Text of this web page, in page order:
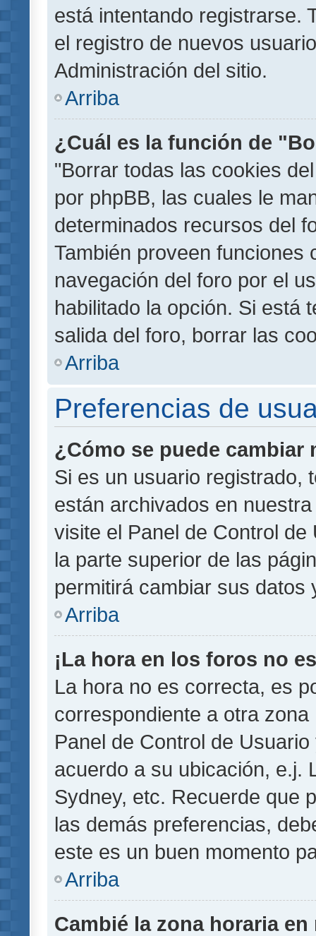
está intentando registrarse.
el registro de nuevos
Administración del sitio.
Arriba
¿Cuál es la función de
"Borrar todas las cookies
por phpBB, las cuales le
determinados recursos del
También proveen funciones
navegación del foro por el
habilitado la opción. Si está
salida del foro, borrar las
Arriba
Preferencias de
¿Cómo se puede
Si es un usuario registrado,
están archivados en
visite el Panel de Control
la parte superior de las
permitirá cambiar sus datos
Arriba
¡La hora en los foros no
La hora no es correcta, es
correspondiente a otra
Panel de Control de
acuerdo a su ubicación, e.j.
Sydney, etc. Recuerde que
las demás preferencias,
este es un buen momento
Arriba
Cambié la zona horaria